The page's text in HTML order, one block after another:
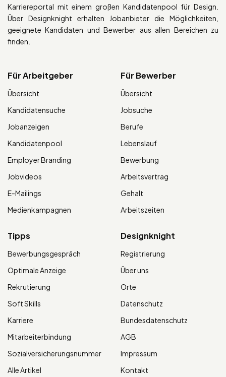
Karriereportal mit einem großen Kandidatenpool für Design.
Über Designknight erhalten Jobanbieter die Möglichkeiten,
geeignete Kandidaten und Bewerber aus allen Bereichen zu
finden.
Für Arbeitgeber
Übersicht
Kandidatensuche
Jobanzeigen
Kandidatenpool
Employer Branding
Jobvideos
E-Mailings
Medienkampagnen
Für Bewerber
Übersicht
Jobsuche
Berufe
Lebenslauf
Bewerbung
Arbeitsvertrag
Gehalt
Arbeitszeiten
Tipps
Bewerbungsgespräch
Optimale Anzeige
Rekrutierung
Soft Skills
Karriere
Mitarbeiterbindung
Sozialversicherungsnummer
Alle Artikel
Designknight
Registrierung
Über uns
Orte
Datenschutz
Bundesdatenschutz
AGB
Impressum
Kontakt